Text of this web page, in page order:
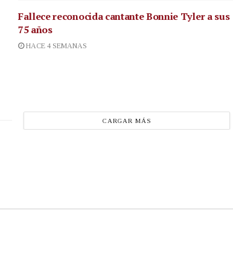
Fallece reconocida cantanteBonnie Tyler a sus
75 años
HACE 4 SEMANAS
CARGAR MÁS